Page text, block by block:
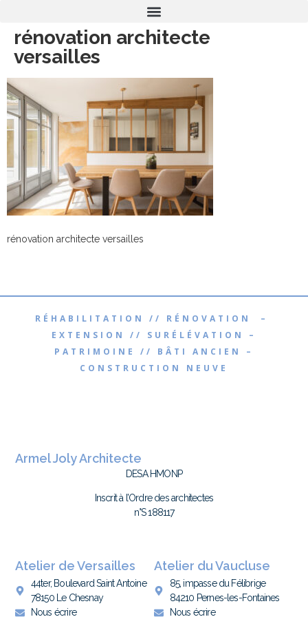
rénovation architecte
versailles
rénovation architecte versailles
RÉHABILITATION // RÉNOVATION –
EXTENSION // SURÉLÉVATION –
PATRIMOINE // BÂTI ANCIEN –
CONSTRUCTION NEUVE
Armel Joly Architecte
DESA HMONP
Inscrit à l’Ordre des architectes
n°S 188117
Atelier de Versailles
44ter, Boulevard Saint Antoine
78150 Le Chesnay
Nous écrire
Atelier du Vaucluse
85, impasse du Félibrige
84210 Pernes-les-Fontaines
Nous écrire